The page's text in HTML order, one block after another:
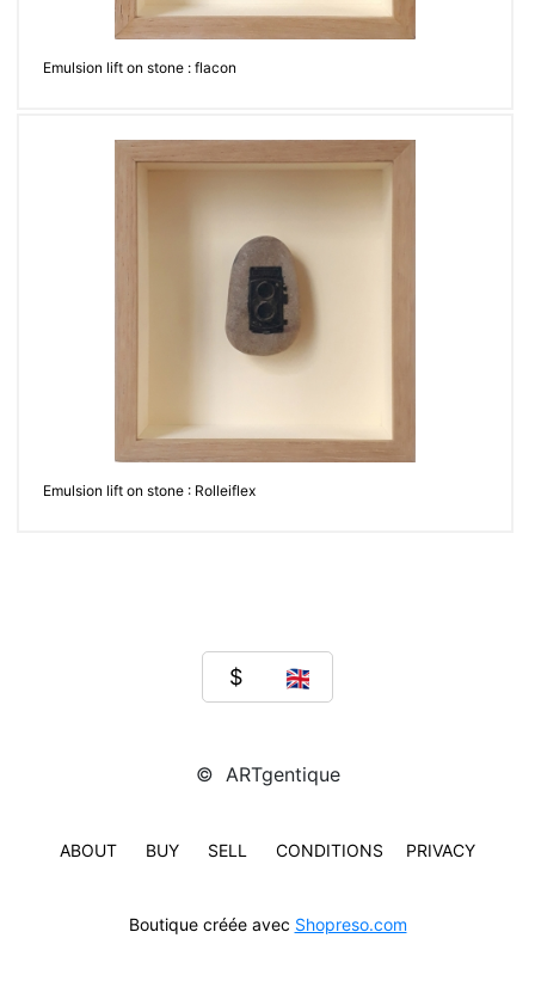
Emulsion lift on stone : flacon
Emulsion lift on stone : Rolleiflex
© ARTgentique
ABOUT BUY SELL CONDITIONS PRIVACY
Boutique créée avec Shopreso.com